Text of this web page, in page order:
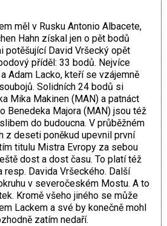
měl v Rusku Antonio Albacete,
Hahn získal jen o pět bodů
potěšující David Vršecký opět
příděl: 33 bodů. Nejvíce
Adam Lacko, kteří se vzájemně
Solidních 24 bodů si
Mika Makinen (MAN) a patnáct
Benedeka Majora (MAN) jsou též
do budoucna. V průběžném
z deseti poněkud upevnil první
titulu Mistra Evropy za sebou
dost a dost času. To platí též
Davida Vršeckého. Další
v severočeském Mostu. A to
Kromě všeho jiného se může
Lackem a své by konečně mohl
zatím nedaří.